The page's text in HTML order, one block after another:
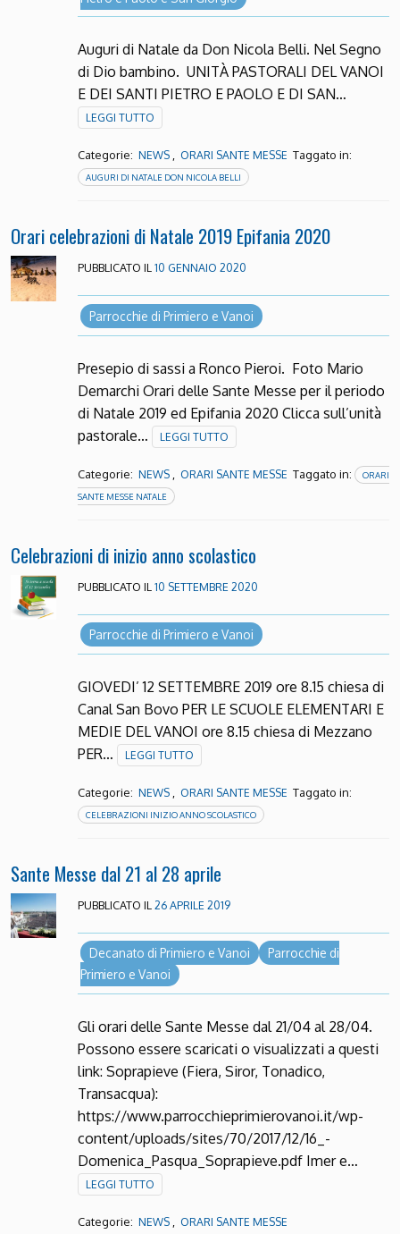
Auguri di Natale da Don Nicola Belli. Nel Segno
di Dio bambino. UNITÀ PASTORALI DEL VANOI
E DEI SANTI PIETRO E PAOLO E DI SAN…
LEGGI TUTTO
Categorie: NEWS , ORARI SANTE MESSE Taggato in:
AUGURI DI NATALE DON NICOLA BELLI
Orari celebrazioni di Natale 2019 Epifania 2020
PUBBLICATO IL10 GENNAIO 2020
Parrocchie di Primiero e Vanoi
Presepio di sassi a Ronco Pieroi. Foto Mario
Demarchi Orari delle Sante Messe per il periodo
di Natale 2019 ed Epifania 2020 Clicca sull’unità
pastorale…
LEGGI TUTTO
Categorie: NEWS ORARI SANTE MESSE Taggato in:
ORARI
SANTE MESSE NATALE
Celebrazioni di inizio anno scolastico
PUBBLICATO IL 10 SETTEMBRE 2020
Parrocchie di Primiero e Vanoi
GIOVEDI’ 12 SETTEMBRE 2019 ore 8.15 chiesa di
Canal San Bovo PER LE SCUOLE ELEMENTARI E
MEDIE DEL VANOI ore 8.15 chiesa di Mezzano
PER…
LEGGI TUTTO
Categorie: NEWS ORARI SANTE MESSE Taggato in:
CELEBRAZIONI INIZIO ANNO SCOLASTICO
Sante Messe dal 21 al 28 aprile
PUBBLICATO IL 26 APRILE 2019
Decanato di Primiero e Vanoi
Parrocchie di
Primiero e Vanoi
Gli orari delle Sante Messe dal 21/04 al 28/04.
Possono essere scaricati o visualizzati a questi
link: Soprapieve (Fiera, Siror, Tonadico,
Transacqua):
https://www.parrocchieprimierovanoi.it/wp-
content/uploads/sites/70/2017/12/16_-
Domenica_Pasqua_Soprapieve.pdf Imer e…
LEGGI TUTTO
Categorie: NEWS ORARI SANTE MESSE